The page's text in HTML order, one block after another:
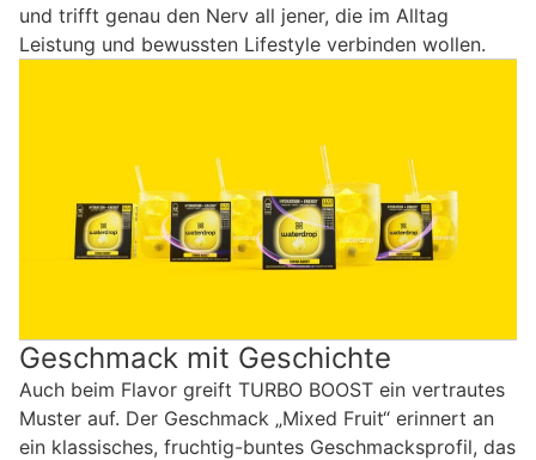
und trifft genau den Nerv all jener, die im Alltag
Leistung und bewussten Lifestyle verbinden wollen.
Geschmack mit Geschichte
Auch beim Flavor greift TURBO BOOST ein vertrautes
Muster auf. Der Geschmack „Mixed Fruit“ erinnert an
ein klassisches, fruchtig-buntes Geschmacksprofil, das